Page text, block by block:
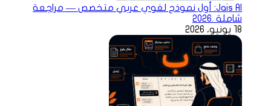
Jais AI: أول نموذج لغوي عربي متخصص — مراجعة
شاملة .2026
18 يونيو، 2026